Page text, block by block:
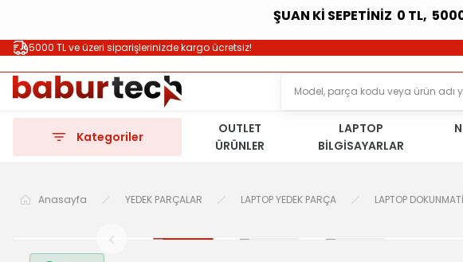
ŞUAN Kİ SEPETİNİZ 0 TL,
5000 TL ve üzeri siparişlerinizde kargo ücretsiz!
Kategoriler
OUTLET
ÜRÜNLER
LAPTOP
BİLGİSAYARLAR
Anasayfa YEDEK PARÇALAR LAPTOP YEDEK PARÇA LAPTOP